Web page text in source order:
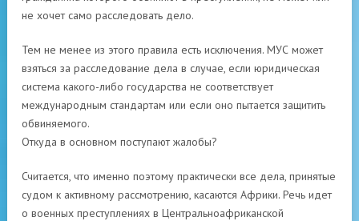
не хочет само расследовать дело.
Тем не менее из этого правила есть исключения. МУС может
взяться за расследование дела в случае, если юридическая
система какого-либо государства не соответствует
международным стандартам или если оно пытается защитить
обвиняемого.
Откуда в основном поступают жалобы?
Считается, что именно поэтому практически все дела, принятые
судом к активному рассмотрению, касаются Африки. Речь идет
о военных преступлениях в Центральноафриканской